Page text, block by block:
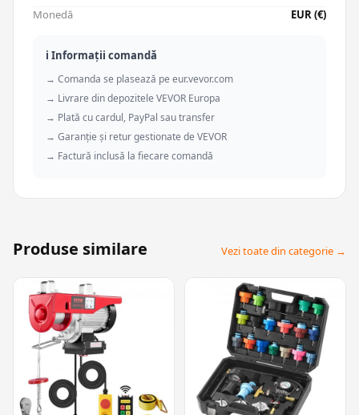
Monedă
EUR (€)
ℹ️ Informații comandă
→ Comanda se plasează pe eur.vevor.com
→ Livrare din depozitele VEVOR Europa
→ Plată cu cardul, PayPal sau transfer
→ Garanție și retur gestionate de VEVOR
→ Factură inclusă la fiecare comandă
Produse similare Vezi toate din categorie →